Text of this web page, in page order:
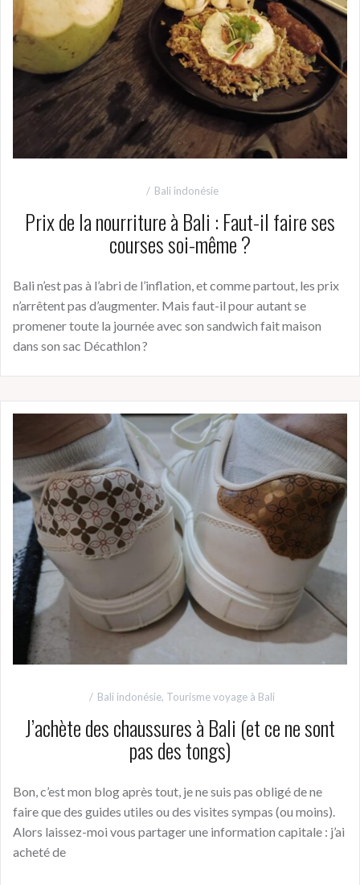
Bali indonésie
Prix de la nourriture à Bali : Faut-il faire ses
courses soi-même ?
Bali n’est pas à l’abri de l’inflation, et comme partout, les prix
n’arrêtent pas d’augmenter. Mais faut-il pour autant se
promener toute la journée avec son sandwich fait maison
dans son sac Décathlon ?
Bali indonésie, Tourisme voyage à Bali
J’achète des chaussures à Bali (et ce ne sont
pas des tongs)
Bon, c’est mon blog après tout, je ne suis pas obligé de ne
faire que des guides utiles ou des visites sympas (ou moins).
Alors laissez-moi vous partager une information capitale : j’ai
acheté de